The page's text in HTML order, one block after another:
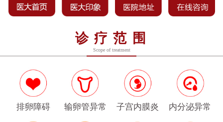
诊疗范围
Scope of treatment
排卵障碍 输卵管异常 子宫内膜炎 内分泌异常